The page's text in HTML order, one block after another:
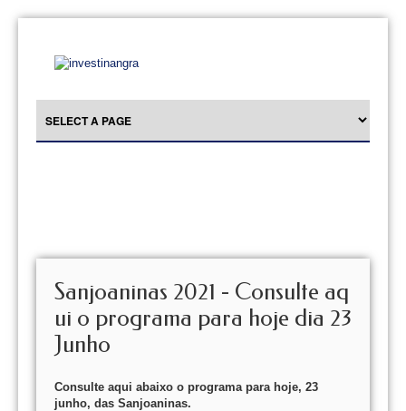
Sanjoaninas 2021 - Consulte aq
ui o programa para hoje dia 23
Junho
Consulte aqui abaixo o programa para hoje, 23
junho, das Sanjoaninas.